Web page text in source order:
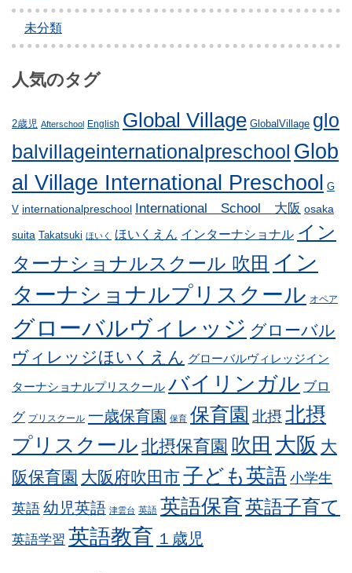
未分類
人気のタグ
2歳児 Afterschool English Global Village GlobalVillage glo
balvillageinternationalpreschool Glob
al Village International Preschool G
V internationalpreschool International School 大阪 osaka
suita Takatsuki ほいく ほいくえん インターナショナル イン
ターナショナルスクール 吹田 イン
ターナショナルプリスクール オペア
グローバルヴィレッジ グローバル
ヴィレッジほいくえん グローバルヴィレッジイン
ターナショナルプリスクール バイリンガル ブロ
グ プリスクール 一歳保育園 保育 保育園 北摂 北摂
プリスクール 北摂保育園 吹田 大阪 大
阪保育園 大阪府吹田市子ども英語 小学生
英語幼児英語 津雲台 英語 英語保育英語子育て
英語学習 英語教育 １歳児